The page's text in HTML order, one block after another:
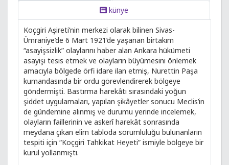
künye
Koçgiri Aşireti’nin merkezi olarak bilinen Sivas-
Ümraniye’de 6 Mart 1921’de yaşanan birtakım
“asayişsizlik” olaylarını haber alan Ankara hükümeti
asayişi tesis etmek ve olayların büyümesini önlemek
amacıyla bölgede örfi idare ilan etmiş, Nurettin Paşa
kumandasında bir ordu görevlendirerek bölgeye
göndermişti. Bastırma harekâtı sırasındaki yoğun
şiddet uygulamaları, yapılan şikâyetler sonucu Meclis’in
de gündemine alınmış ve durumu yerinde incelemek,
olayların faillerinin ve askerî harekât sonrasında
meydana çıkan elim tabloda sorumluluğu bulunanların
tespiti için “Koçgiri Tahkikat Heyeti” ismiyle bölgeye bir
kurul yollanmıştı.